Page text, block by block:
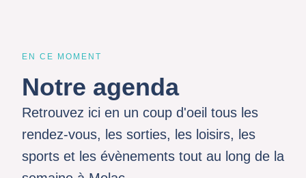
EN CE MOMENT
Notre agenda
Retrouvez ici en un coup d'oeil tous les
rendez-vous, les sorties, les loisirs, les
sports et les évènements tout au long de la